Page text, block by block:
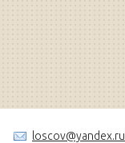
loscov@yandex.ru